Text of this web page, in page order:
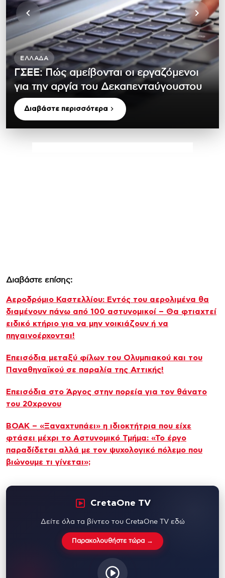
ΕΛΛΆΔΑ
ΓΣΕΕ: Πώς αμείβονται οι εργαζόμενοι
για την αργία του Δεκαπενταύγουστου
Διαβάστε περισσότερα
Διαβάστε επίσης:
Αεροδρόμιο Καστελλίου: Εντός του αερολιμένα θα
διαμένουν πάνω από 100 αστυνομικοί – Θα φτιαχτεί
ειδικό κτήριο για να μην νοικιάζουν ή να
πηγαινοέρχονται!
Επεισόδια μεταξύ φίλων του Ολυμπιακού και του
Παναθηναϊκού σε παραλία της Αττικής!
Επεισόδια στο Άργος στην πορεία για τον θάνατο
του 20χρονου
ΒΟΑΚ – «Ξαναχτυπάει» η ιδιοκτήτρια που είχε
φτάσει μέχρι το Αστυνομικό Τμήμα: «Το έργο
παραδίδεται αλλά με τον ψυχολογικό πόλεμο που
βιώνουμε τι γίνεται»;
CretaOne TV
Δείτε όλα τα βίντεο του CretaOne TV εδώ
Παρακολουθήστε τώρα →